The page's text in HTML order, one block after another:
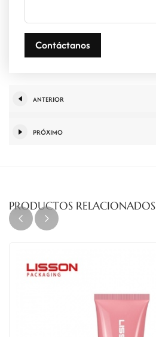
Contáctanos
ANTERIOR
PRÓXIMO
PRODUCTOS RELACIONADOS